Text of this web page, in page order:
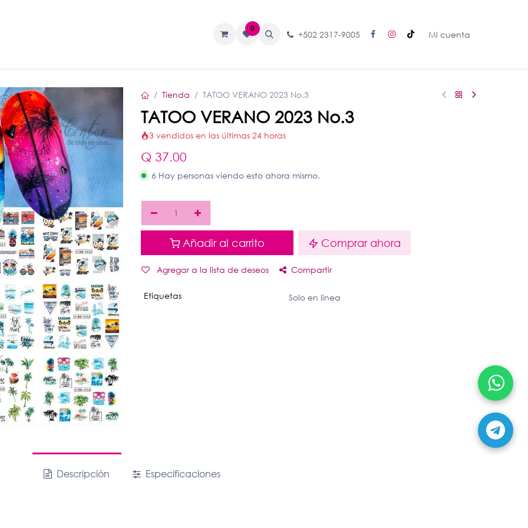
0
+502 2317-9005 Mi cuenta
Tienda TATOO VERANO 2023 No.3
TATOO VERANO 2023 No.3
3 vendidos en las últimas 24 horas
Q 37.00
6 Hay personas viendo esto ahora mismo.
Añadir al carrito Comprar ahora
Agregar a la lista de deseos Compartir
Etiquetas Solo en linea
Descripción Especificaciones